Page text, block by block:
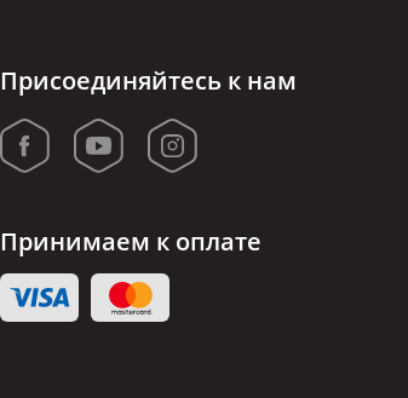
Присоединяйтесь к нам
Принимаем к оплате